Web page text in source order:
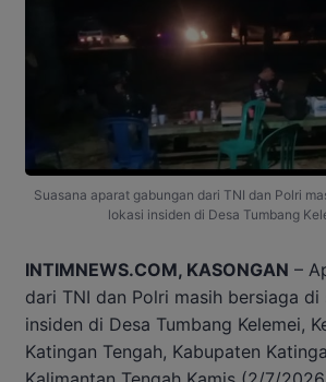
Suasana aparat gabungan dari TNI dan Polri
lokasi insiden di Desa Tumbang
INTIMNEWS.COM, KASONGAN –
dari TNI dan Polri masih bersiaga
insiden di Desa Tumbang Kelemei,
Katingan Tengah, Kabupaten